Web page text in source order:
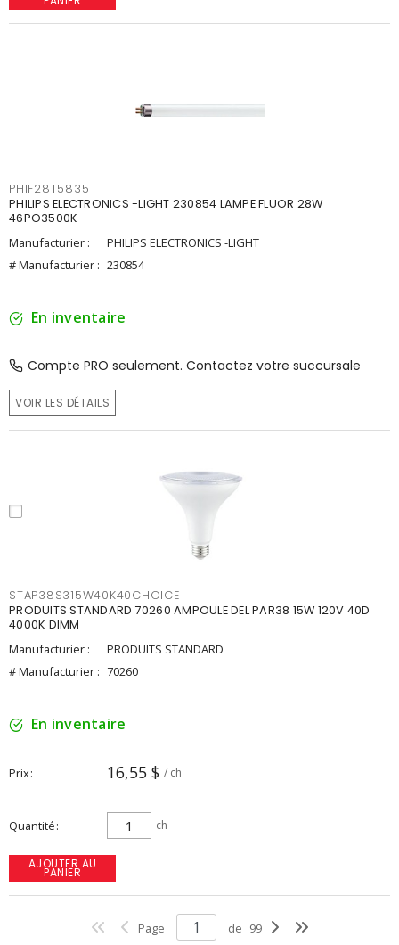
PHIF28T5835
PHILIPS ELECTRONICS -LIGHT 230854 LAMPE FLUOR 28W
46PO3500K
Manufacturier :
PHILIPS ELECTRONICS -LIGHT
# Manufacturier : 230854
En inventaire
Compte PRO seulement. Contactez votre succursale
VOIR LES DÉTAILS
STAP38S315W40K40CHOICE
PRODUITS STANDARD 70260 AMPOULE DEL PAR38 15W 120V 40D
4000K DIMM
Manufacturier :
PRODUITS STANDARD
# Manufacturier : 70260
En inventaire
Prix 16,55 $ / ch
Quantité ch
AJOUTER AU
PANIER
Page de 99